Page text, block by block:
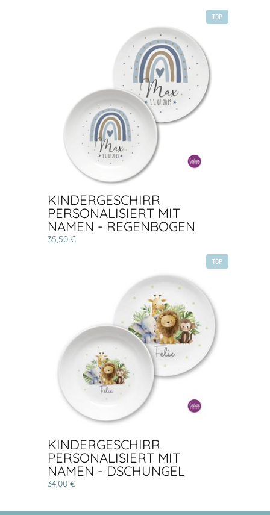
TOP
KINDERGESCHIRR
PERSONALISIERT MIT
NAMEN - REGENBOGEN
35,50 €
TOP
KINDERGESCHIRR
PERSONALISIERT MIT
NAMEN - DSCHUNGEL
34,00 €